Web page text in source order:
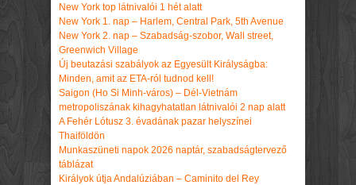
New York top látnivalói 1 hét alatt
New York 1. nap – Harlem, Central Park, 5th Avenue
New York 2. nap – Szabadság-szobor, Wall street,
Greenwich Village
Új beutazási szabályok az Egyesült Királyságba:
Minden, amit az ETA-ról tudnod kell!
Saigon (Ho Si Minh-város) – Dél-Vietnám
metropoliszának kihagyhatatlan látnivalói 2 nap alatt
A Fehér Lótusz 3. évadának pazar helyszínei
Thaiföldön
Munkaszüneti napok 2026 naptár, szabadságtervező
táblázat
Királyok útja Andalúziában – Caminito del Rey